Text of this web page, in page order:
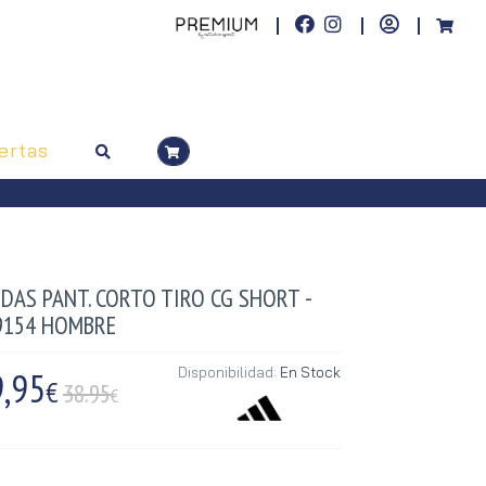
PANT. CORTO TIRO CG SHORT -
HOMBRE
€38.95€
Disponibilidad: En Stock